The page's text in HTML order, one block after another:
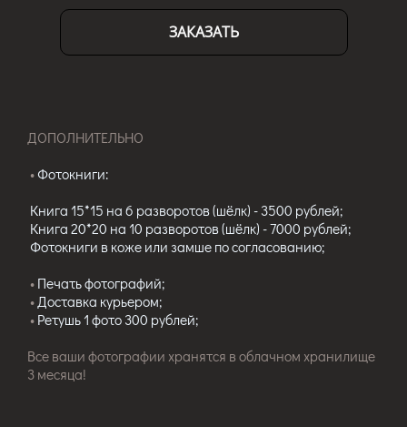
ЗАКАЗАТЬ
ДОПОЛНИТЕЛЬНО
• Фотокниги:
Книга 15*15 на 6 разворотов (шёлк) - 3500 рублей;
Книга 20*20 на 10 разворотов (шёлк) - 7000 рублей;
Фотокниги в коже или замше по согласованию;
• Печать фотографий;
• Доставка курьером;
• Ретушь 1 фото 300 рублей;
Все ваши фотографии хранятся в облачном хранилище
3 месяца!